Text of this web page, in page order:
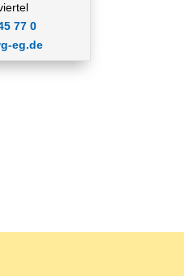
77 0
eg.de